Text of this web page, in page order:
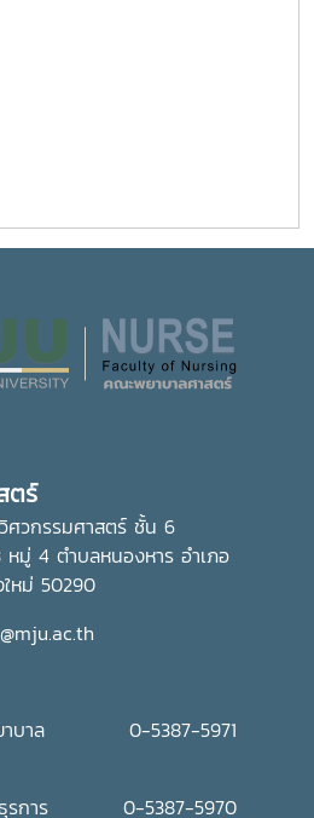
ตร์
ศวกรรมศาสตร์ ชั้น 6
หมู่ 4 ตำบลหนองหาร อำเภอ
หม่ 50290
บาล
0-5387-5971
รการ 0-5387-5970